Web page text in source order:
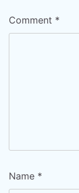
Comment *
Name *